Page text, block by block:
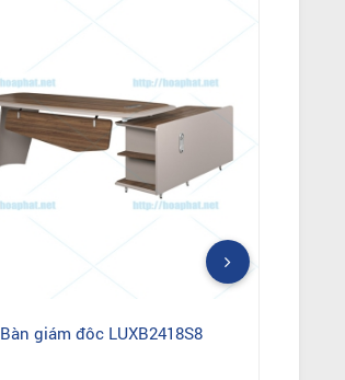
Bàn giám đôc LUXB2418S8